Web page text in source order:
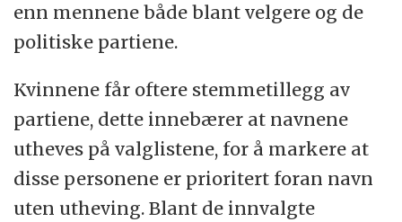
enn mennene både blant velgere og de
politiske partiene.
Kvinnene får oftere stemmetillegg av
partiene, dette innebærer at navnene
utheves på valglistene, for å markere at
disse personene er prioritert foran navn
uten utheving. Blant de innvalgte